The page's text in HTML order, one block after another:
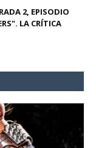
2, EPISODIO
LA CRÍTICA